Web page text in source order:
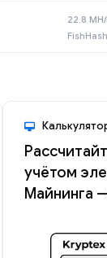
22.8
учётом
Майнинга